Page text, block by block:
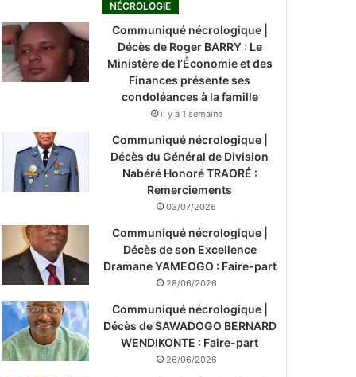
NÉCROLOGIE
Communiqué nécrologique |
Décès de Roger BARRY : Le
Ministère de l’Économie et des
Finances présente ses
condoléances à la famille
il y a 1 semaine
Communiqué nécrologique |
Décès du Général de Division
Nabéré Honoré TRAORÉ :
Remerciements
03/07/2026
Communiqué nécrologique |
Décès de son Excellence
Dramane YAMEOGO : Faire-part
28/06/2026
Communiqué nécrologique |
Décès de SAWADOGO BERNARD
WENDIKONTE : Faire-part
26/06/2026